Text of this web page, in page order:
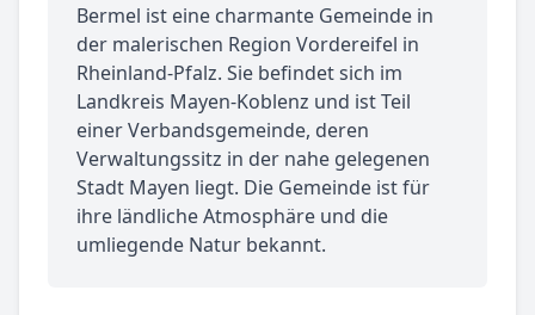
Bermel ist eine charmante Gemeinde in
der malerischen Region Vordereifel in
Rheinland-Pfalz. Sie befindet sich im
Landkreis Mayen-Koblenz und ist Teil
einer Verbandsgemeinde, deren
Verwaltungssitz in der nahe gelegenen
Stadt Mayen liegt. Die Gemeinde ist für
ihre ländliche Atmosphäre und die
umliegende Natur bekannt.